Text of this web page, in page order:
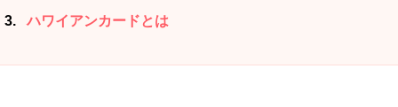
3 ハワイアンカードとは